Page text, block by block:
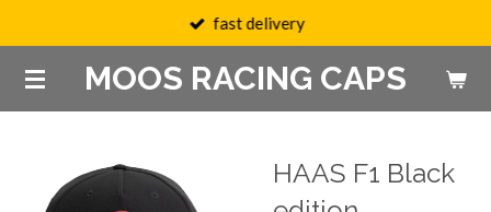
naar
de
MOOS RACING CAPS
fast delivery
HAAS F1 Black